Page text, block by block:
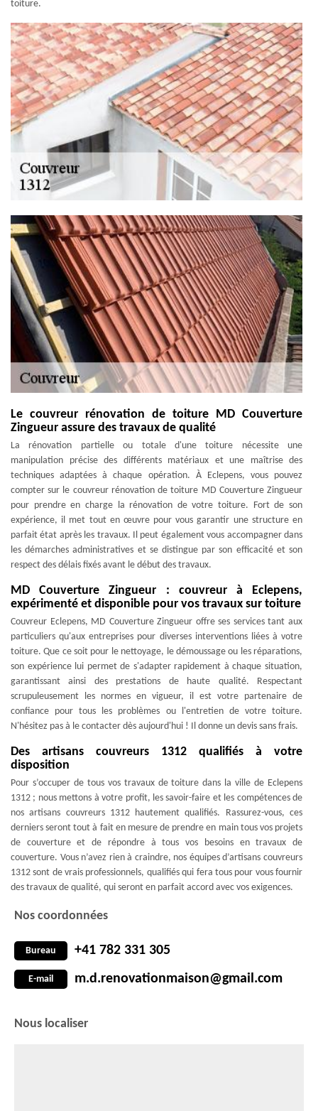
toiture.
Le couvreur rénovation de toiture MD Couverture
Zingueur assure des travaux de qualité
La rénovation partielle ou totale d'une toiture nécessite une
manipulation précise des différents matériaux et une maîtrise des
techniques adaptées à chaque opération. À Eclepens, vous pouvez
compter sur le couvreur rénovation de toiture MD Couverture Zingueur
pour prendre en charge la rénovation de votre toiture. Fort de son
expérience, il met tout en œuvre pour vous garantir une structure en
parfait état après les travaux. Il peut également vous accompagner dans
les démarches administratives et se distingue par son efficacité et son
respect des délais fixés avant le début des travaux.
MD Couverture Zingueur : couvreur à Eclepens,
expérimenté et disponible pour vos travaux sur toiture
Couvreur Eclepens, MD Couverture Zingueur offre ses services tant aux
particuliers qu'aux entreprises pour diverses interventions liées à votre
toiture. Que ce soit pour le nettoyage, le démoussage ou les réparations,
son expérience lui permet de s'adapter rapidement à chaque situation,
garantissant ainsi des prestations de haute qualité. Respectant
scrupuleusement les normes en vigueur, il est votre partenaire de
confiance pour tous les problèmes ou l'entretien de votre toiture.
N'hésitez pas à le contacter dès aujourd'hui ! Il donne un devis sans frais.
Des artisans couvreurs 1312 qualifiés à votre
disposition
Pour s’occuper de tous vos travaux de toiture dans la ville de Eclepens
1312 ; nous mettons à votre profit, les savoir-faire et les compétences de
nos artisans couvreurs 1312 hautement qualifiés. Rassurez-vous, ces
derniers seront tout à fait en mesure de prendre en main tous vos projets
de couverture et de répondre à tous vos besoins en travaux de
couverture. Vous n’avez rien à craindre, nos équipes d’artisans couvreurs
1312 sont de vrais professionnels, qualifiés qui fera tous pour vous fournir
des travaux de qualité, qui seront en parfait accord avec vos exigences.
Nos coordonnées
Bureau +41 782 331 305
E-mail m.d.renovationmaison@gmail.com
Nous localiser